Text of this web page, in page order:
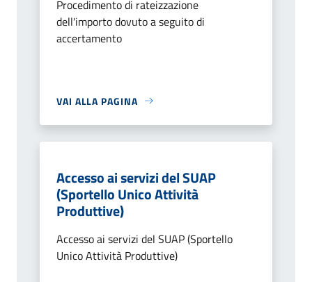
Procedimento di rateizzazione
dell'importo dovuto a seguito di
accertamento
VAI ALLA PAGINA
Accesso ai servizi del SUAP
(Sportello Unico Attività
Produttive)
Accesso ai servizi del SUAP (Sportello
Unico Attività Produttive)